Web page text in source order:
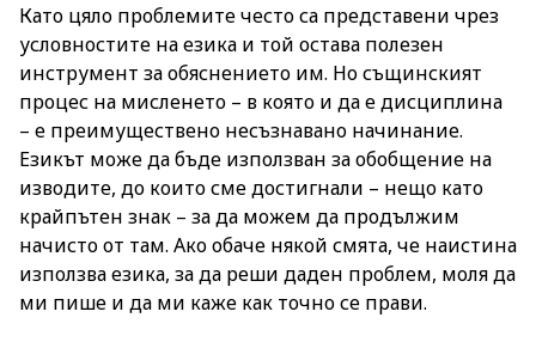
Като цяло проблемите често са представени чрез
условностите на езика и той остава полезен
инструмент за обяснението им. Но същинският
процес на мисленето – в която и да е дисциплина
– е преимуществено несъзнавано начинание.
Езикът може да бъде използван за обобщение на
изводите, до които сме достигнали – нещо като
крайпътен знак – за да можем да продължим
начисто от там. Ако обаче някой смята, че наистина
използва езика, за да реши даден проблем, моля да
ми пише и да ми каже как точно се прави.